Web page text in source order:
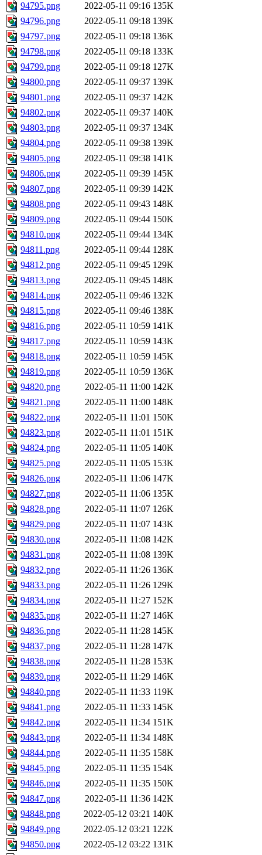
94795.png
2022-05-11 09:16 135K
94796.png
2022-05-11 09:18 139K
94797.png
2022-05-11 09:18 136K
94798.png
2022-05-11 09:18 133K
94799.png
2022-05-11 09:18 127K
94800.png
2022-05-11 09:37 139K
94801.png
2022-05-11 09:37 142K
94802.png
2022-05-11 09:37 140K
94803.png
2022-05-11 09:37 134K
94804.png
2022-05-11 09:38 139K
94805.png
2022-05-11 09:38 141K
94806.png
2022-05-11 09:39 145K
94807.png
2022-05-11 09:39 142K
94808.png
2022-05-11 09:43 148K
94809.png
2022-05-11 09:44 150K
94810.png
2022-05-11 09:44 134K
94811.png
2022-05-11 09:44 128K
94812.png
2022-05-11 09:45 129K
94813.png
2022-05-11 09:45 148K
94814.png
2022-05-11 09:46 132K
94815.png
2022-05-11 09:46 138K
94816.png
2022-05-11 10:59 141K
94817.png
2022-05-11 10:59 143K
94818.png
2022-05-11 10:59 145K
94819.png
2022-05-11 10:59 136K
94820.png
2022-05-11 11:00 142K
94821.png
2022-05-11 11:00 148K
94822.png
2022-05-11 11:01 150K
94823.png
2022-05-11 11:01 151K
94824.png
2022-05-11 11:05 140K
94825.png
2022-05-11 11:05 153K
94826.png
2022-05-11 11:06 147K
94827.png
2022-05-11 11:06 135K
94828.png
2022-05-11 11:07 126K
94829.png
2022-05-11 11:07 143K
94830.png
2022-05-11 11:08 142K
94831.png
2022-05-11 11:08 139K
94832.png
2022-05-11 11:26 136K
94833.png
2022-05-11 11:26 129K
94834.png
2022-05-11 11:27 152K
94835.png
2022-05-11 11:27 146K
94836.png
2022-05-11 11:28 145K
94837.png
2022-05-11 11:28 147K
94838.png
2022-05-11 11:28 153K
94839.png
2022-05-11 11:29 146K
94840.png
2022-05-11 11:33 119K
94841.png
2022-05-11 11:33 145K
94842.png
2022-05-11 11:34 151K
94843.png
2022-05-11 11:34 148K
94844.png
2022-05-11 11:35 158K
94845.png
2022-05-11 11:35 154K
94846.png
2022-05-11 11:35 150K
94847.png
2022-05-11 11:36 142K
94848.png
2022-05-12 03:21 140K
94849.png
2022-05-12 03:21 122K
94850.png
2022-05-12 03:22 131K